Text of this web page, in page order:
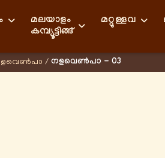
മലയാളം
കമ്പ്യൂട്ടിങ്ങ്
മറ്റുള്ളവ
/ നളവെൺപാ - 03